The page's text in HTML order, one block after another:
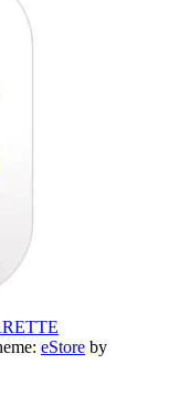
eStore by